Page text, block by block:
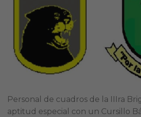
Personal de cuadros de la IIIra
aptitud especial con un Cursillo